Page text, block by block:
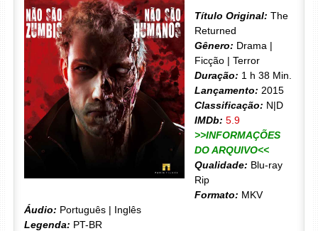
Título Original: The
Returned
Gênero: Drama |
Ficção | Terror
Duração: 1 h 38 Min.
Lançamento: 2015
Classificação: N|D
IMDb: 5.9
>>INFORMAÇÕES
DO ARQUIVO<<
Qualidade: Blu-ray
Rip
Formato: MKV
Áudio: Português | Inglês
Legenda: PT-BR